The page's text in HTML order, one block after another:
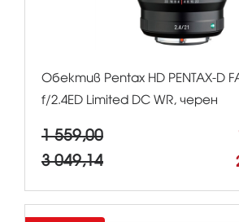
Обектив Pentax HD PENTAX-D
f/2.4ED Limited DC WR, черен
1 559,00
3 049,14